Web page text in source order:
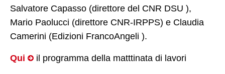
Progetti conclusi
F.A.M.I. Demetra
Salvatore Capasso (direttore del CNR DSU ),
Mario Paolucci (direttore CNR-IRPPS) e Claudia
Camerini (Edizioni FrancoAngeli ).
Qui il programma della matttinata di lavori